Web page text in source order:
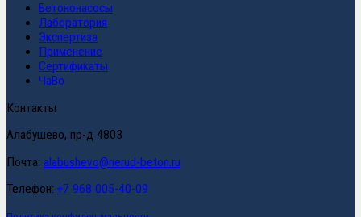
Бетононасосы
Лаборатория
Экспертиза
Применение
Сертификаты
ЧаВо
Контакты
Алабушево, пр-д 4803
Почта: alabushevo@nerud-beton.ru
Телефон: +7 968 005-40-09